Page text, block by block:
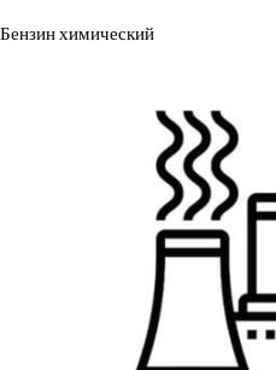
Бензин химический